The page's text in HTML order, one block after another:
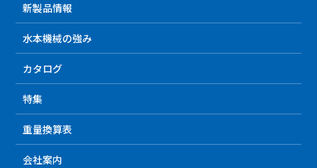
新製品情報
水本機械の強み
カタログ
特集
重量換算表
会社案内